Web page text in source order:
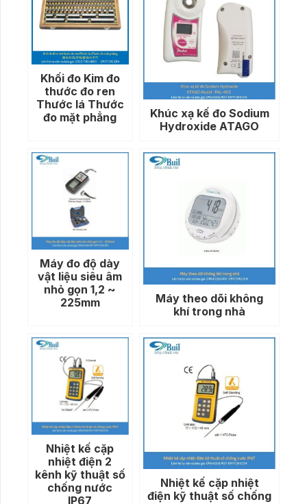
Khối đo Kim đo
thước đo ren
Thước lá Thước
đo mặt phẳng
Khúc xạ kế đo Sodium
Hydroxide ATAGO
Máy đo độ dày
vật liệu siêu âm
nhỏ gọn 1,2 ~
225mm
Máy theo dõi không
khí trong nhà
Nhiệt kế cặp
nhiệt điện 2
kênh kỹ thuật số
chống nước
IP67
Nhiệt kế cặp nhiệt
điện kỹ thuật số chống